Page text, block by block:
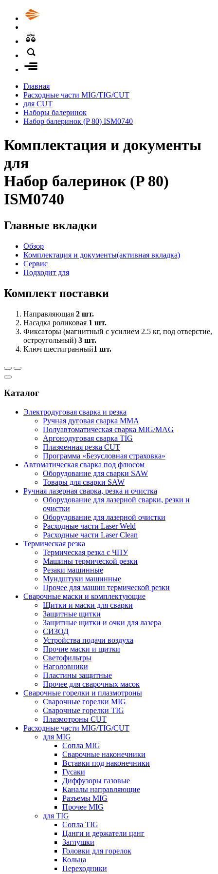
Главная
Расходные части MIG/TIG/CUT
для CUT
Наборы балеринок
Набор балеринок (P 80) ISM0740
Комплектация и документы
для
Набор балеринок (P 80)
ISM0740
Главные вкладки
Обзор
Комплектация и документы(активная вкладка)
Сервис
Подходит для
Комплект поставки
Направляющая 2 шт.
Насадка роликовая 1 шт.
Фиксаторы (магнитный с усилием 2.5 кг, под отверстие,
остроугольный) 3 шт.
Ключ шестигранный1 шт.
Каталог
Электродуговая сварка и резка
Ручная дуговая сварка MMA
Полуавтоматическая сварка MIG/MAG
Аргонодуговая сварка TIG
Плазменная резка CUT
Программа «Безусловная страховка»
Автоматическая сварка под флюсом
Оборудование для сварки SAW
Товары для сварки SAW
Ручная лазерная сварка, резка и очистка
Оборудование для лазерной сварки, резки и
очистки
Оборудование для лазерной очистки
Расходные части Laser Weld
Расходные части Laser Clean
Термическая резка
Термическая резка с ЧПУ
Машины термической резки
Резаки машинные
Мундштуки машинные
Прочее для машин термической резки
Сварочные маски и комплектующие
Щитки и маски для сварки
Защитные щитки
Защитные щитки и очки для лазера
СИЗОД
Устройства подачи воздуха
Прочие маски и щитки
Светофильтры
Наголовники
Пластины защитные
Прочее для сварочных масок
Сварочные горелки и плазмотроны
Сварочные горелки MIG
Сварочные горелки TIG
Плазмотроны CUT
Расходные части MIG/TIG/CUT
для MIG
Сопла MIG
Сварочные наконечники
Вставки под наконечники
Гусаки
Диффузоры газовые
Каналы направляющие
Разъемы MIG
Прочее MIG
для TIG
Сопла TIG
Цанги и держатели цанг
Заглушки
Головки для горелок
Кольца
Переходники